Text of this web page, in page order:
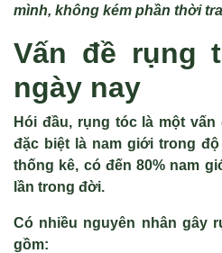
mình, không kém phần thời
Vấn đề rụng
ngày nay
Hói đầu, rụng tóc là một
đặc biệt là nam giới trong
thống kê, có đến 80% nam
lần trong đời.
Có nhiều nguyên nhân gây
gồm: